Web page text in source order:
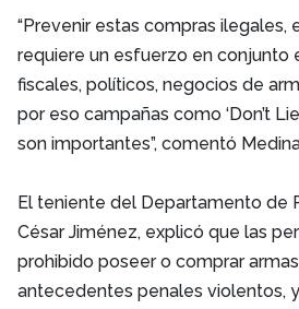
“Prevenir estas compras ilegales,
requiere un esfuerzo en conjunto
fiscales, políticos, negocios de
por eso campañas como ‘Don’t
son importantes”, comentó
El teniente del Departamento de
César Jiménez, explicó que las
prohibido poseer o comprar
antecedentes penales violentos,